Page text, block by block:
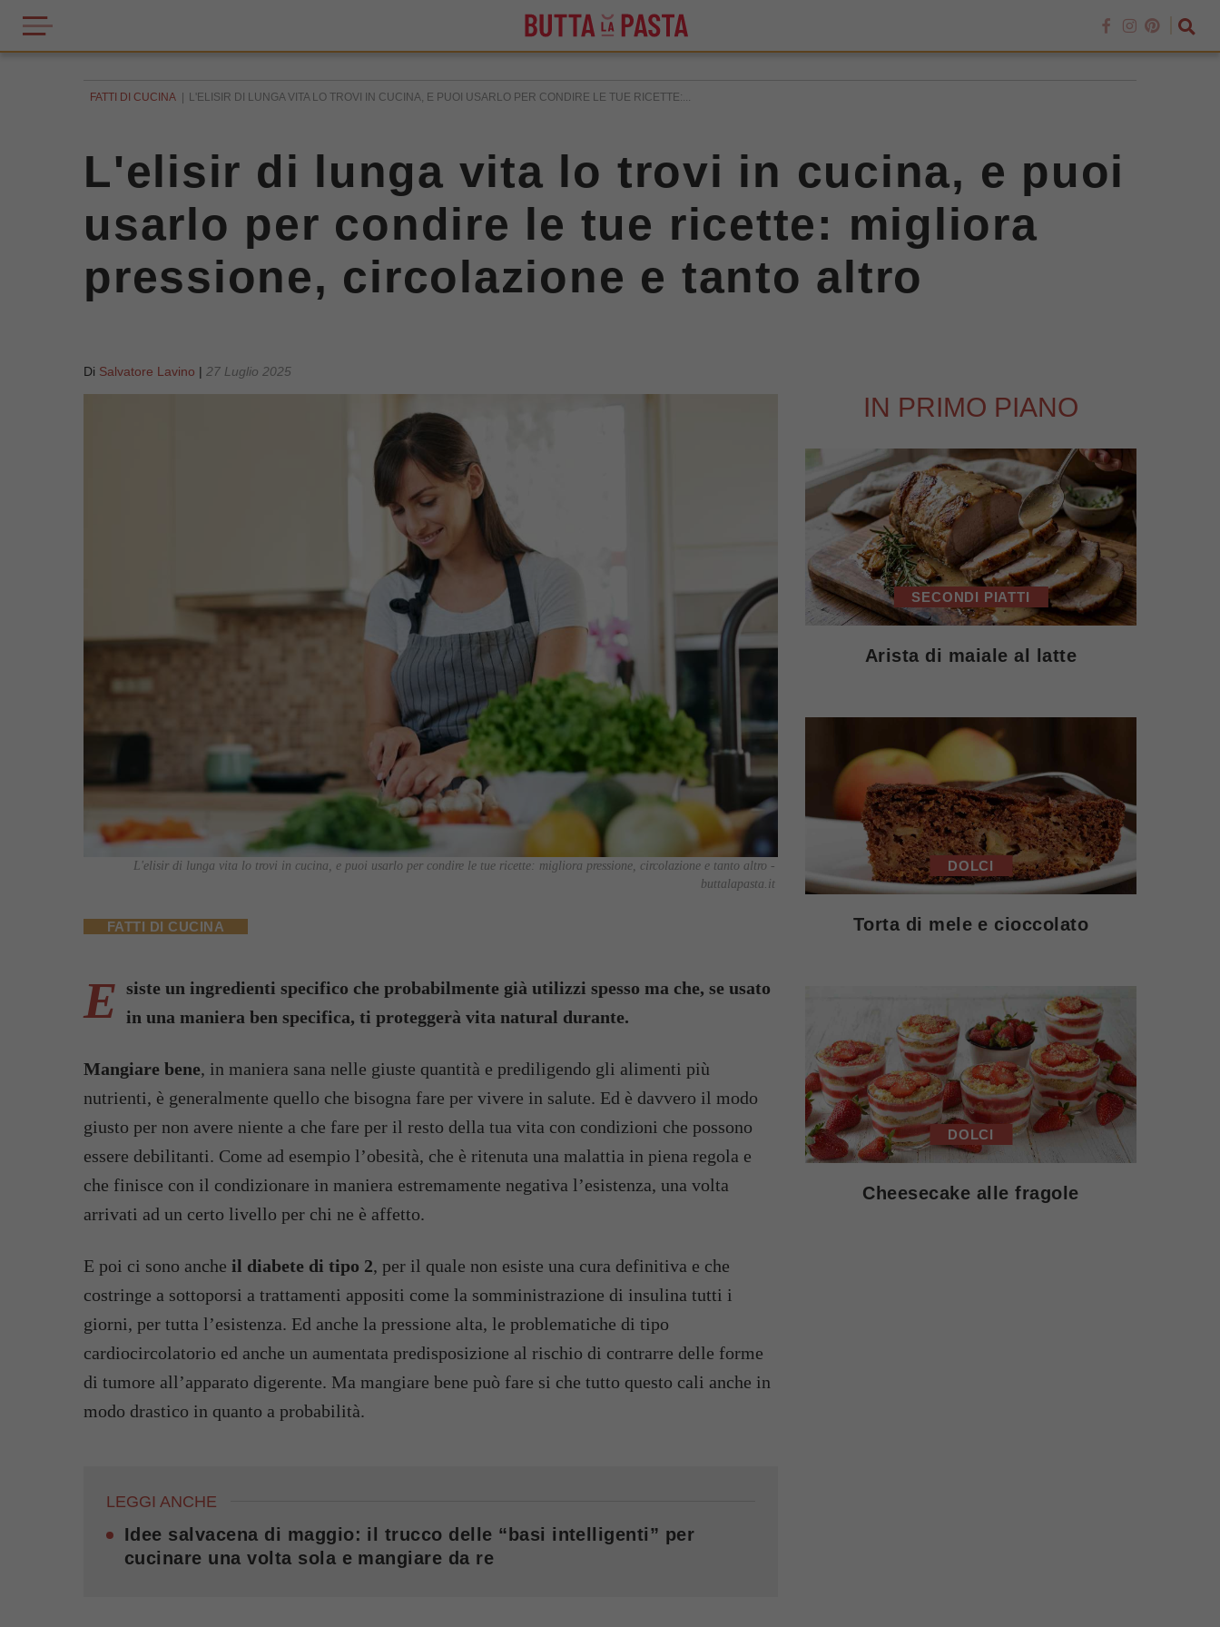
FATTI DI CUCINA L'ELISIR DI LUNGA VITA LO TROVI IN CUCINA, E PUOI USARLO PER CONDIRE LE TUE RICETTE:...
L'elisir di lunga vita lo trovi in cucina, e puoi
usarlo per condire le tue ricette: migliora
pressione, circolazione e tanto altro
Di Salvatore Lavino | 27 Luglio 2025
L'elisir di lunga vita lo trovi in cucina, e puoi usarlo per condire le tue ricette: migliora pressione, circolazione e tanto altro -
buttalapasta.it
FATTI DI CUCINA
E siste un ingredienti specifico che probabilmente già utilizzi spesso ma che, se usato
in una maniera ben specifica, ti proteggerà vita natural durante.
Mangiare bene, in maniera sana nelle giuste quantità e prediligendo gli alimenti più
nutrienti, è generalmente quello che bisogna fare per vivere in salute. Ed è davvero il modo
giusto per non avere niente a che fare per il resto della tua vita con condizioni che possono
essere debilitanti. Come ad esempio l’obesità, che è ritenuta una malattia in piena regola e
che finisce con il condizionare in maniera estremamente negativa l’esistenza, una volta
arrivati ad un certo livello per chi ne è affetto.
E poi ci sono anche il diabete di tipo 2, per il quale non esiste una cura definitiva e che
costringe a sottoporsi a trattamenti appositi come la somministrazione di insulina tutti i
giorni, per tutta l’esistenza. Ed anche la pressione alta, le problematiche di tipo
cardiocircolatorio ed anche un aumentata predisposizione al rischio di contrarre delle forme
di tumore all’apparato digerente. Ma mangiare bene può fare si che tutto questo cali anche in
modo drastico in quanto a probabilità.
LEGGI ANCHE
Idee salvacena di maggio: il trucco delle “basi intelligenti” per
cucinare una volta sola e mangiare da re
IN PRIMO PIANO
SECONDI PIATTI
Arista di maiale al latte
DOLCI
Torta di mele e cioccolato
DOLCI
Cheesecake alle fragole